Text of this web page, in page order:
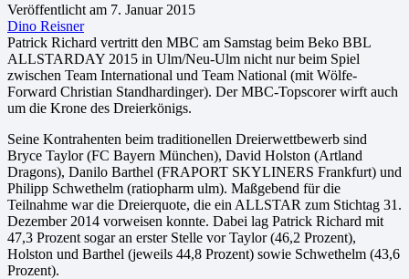
Veröffentlicht am 7. Januar 2015
Dino Reisner
Patrick Richard vertritt den MBC am Samstag beim Beko BBL
ALLSTARDAY 2015 in Ulm/Neu-Ulm nicht nur beim Spiel
zwischen Team International und Team National (mit Wölfe-
Forward Christian Standhardinger). Der MBC-Topscorer wirft auch
um die Krone des Dreierkönigs.
Seine Kontrahenten beim traditionellen Dreierwettbewerb sind
Bryce Taylor (FC Bayern München), David Holston (Artland
Dragons), Danilo Barthel (FRAPORT SKYLINERS Frankfurt) und
Philipp Schwethelm (ratiopharm ulm). Maßgebend für die
Teilnahme war die Dreierquote, die ein ALLSTAR zum Stichtag 31.
Dezember 2014 vorweisen konnte. Dabei lag Patrick Richard mit
47,3 Prozent sogar an erster Stelle vor Taylor (46,2 Prozent),
Holston und Barthel (jeweils 44,8 Prozent) sowie Schwethelm (43,6
Prozent).